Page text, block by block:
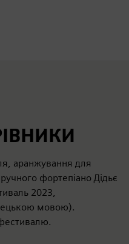
аранжування для
фортепіано Дідьє
2023,
мовою).